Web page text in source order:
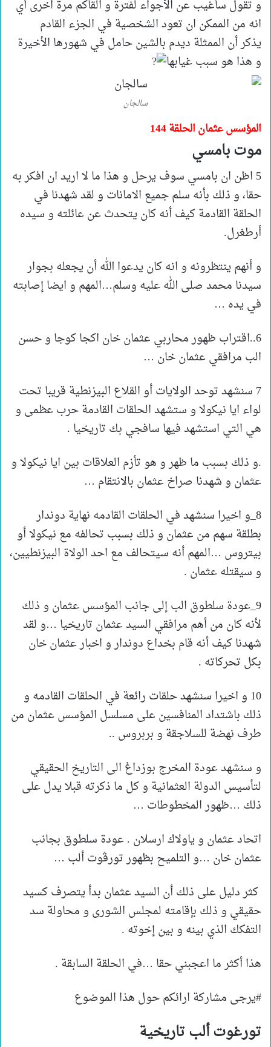
و تقول سأغيب عن الأجواء لفترة و القاكم مرة اخرى أي
انه من الممكن ان تعود الشخصية في الجزء القادم
يذكر أن الممثلة ديدم بالشين حامل في شهورها الأخيرة
و هذا هو سبب غيابها
سالجان
المؤسس عثمان الحلقة 144
موت بامسي
5 اظن ان بامسي سوف يرحل و هذا ما لا اريد ان افكر به
حقا، و ذلك بأنه سلم جميع الامانات و لقد شهدنا في
الحلقة القادمة كيف أنه كان يتحدث عن عائلته و سيده
أرطغرل.
و أنهم ينتظرونه و انه كان يدعوا الله أن يجعله بجوار
سيدنا محمد صلى الله عليه وسلم…المهم و ايضا إصابته
في يده …
6..اقتراب ظهور محاربي عثمان خان اكجا كوجا و حسن
الب مرافقي عثمان خان …
7 سنشهد توحد الولايات أو القلاع البيزنطية قريبا تحت
لواء ايا نيكولا و ستشهد الحلقات القادمة حرب عظمى و
هي التي استشهد فيها سافجي بك تاريخيا .
.و ذلك بسبب ما ظهر و هو تأزم العلاقات بين ايا نيكولا و
عثمان و شهدنا صراخ عثمان بالانتقام …
8_و اخيرا سنشهد في الحلقات القادمه نهاية دوندار
بطلقة سهم من عثمان و ذلك بسبب تحالفه مع نيكولا أو
بيتروس …المهم أنه سيتحالف مع احد الولاة البيزنطيين،
و سيقتله عثمان .
9_عودة سلطوق الب إلى جانب المؤسس عثمان و ذلك
لأنه كان من أهم مرافقي السيد عثمان تاريخيا …و لقد
شهدنا كيف أنه قام بخداع دوندار و اخبار عثمان خان
بكل تحركاته .
10 و اخيرا سنشهد حلقات رائعة في الحلقات القادمه و
ذلك باشتداد المنافسين على مسلسل المؤسس عثمان من
طرف نهضة للسلاجقة و بربروس ..
و سنشهد عودة المخرج بوزداغ الى التاريخ الحقيقي
لتأسيس الدولة العثمانية و كل ما ذكرته قبلا يدل على
ذلك …ظهور المخطوطات …
اتحاد عثمان و ياولاك ارسلان . عودة سلطوق بجانب
عثمان خان …و التلميح بظهور تورڤوت ألب …
كثر دليل على ذلك أن السيد عثمان بدأ يتصرف كسيد
حقيقي و ذلك بإقامته لمجلس الشورى و محاولة سد
التفكك الذي بينه و بين إخوته .
هذا أكثر ما اعجبني حقا …في الحلقة السابقة .
#يرجى مشاركة ارائكم حول هذا الموضوع
تورغوت ألب تاريخية